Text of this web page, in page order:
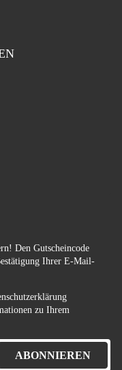
Den Gutscheincode
Ihrer E-Mail-
zu Ihrem
ABONNIEREN